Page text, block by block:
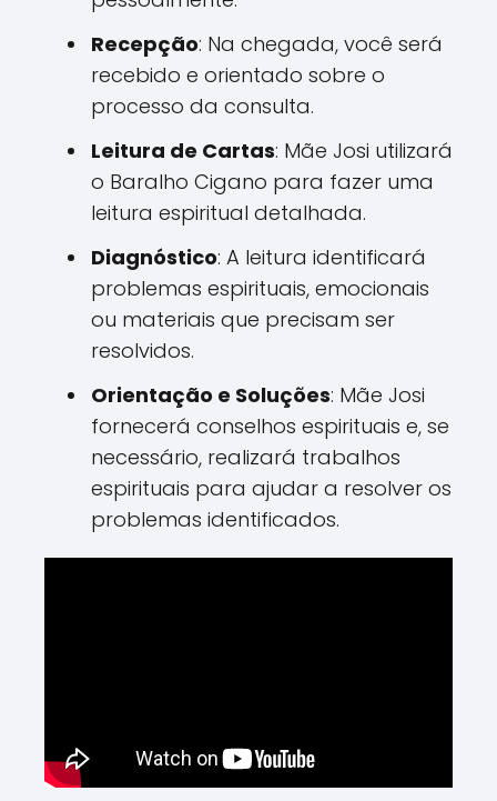
Recepção: Na chegada, você será
recebido e orientado sobre o
processo da consulta.
Leitura de Cartas: Mãe Josi utilizará
o Baralho Cigano para fazer uma
leitura espiritual detalhada.
Diagnóstico: A leitura identificará
problemas espirituais, emocionais
ou materiais que precisam ser
resolvidos.
Orientação e Soluções: Mãe Josi
fornecerá conselhos espirituais e, se
necessário, realizará trabalhos
espirituais para ajudar a resolver os
problemas identificados.